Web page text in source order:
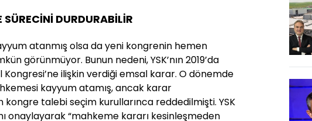
SÜRECİNİ DURDURABİLİR
atanmış olsa da yeni kongrenin hemen
görünmüyor. Bunun nedeni, YSK’nın 2019’da
Kongresi’ne ilişkin verdiği emsal karar. O dönemde
kayyum atamış, ancak karar
kongre talebi seçim kurullarınca reddedilmişti. YSK
onaylayarak “mahkeme kararı kesinleşmeden